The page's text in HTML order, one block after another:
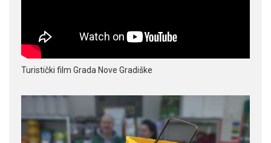
Turistički film Grada Nove Gradiške